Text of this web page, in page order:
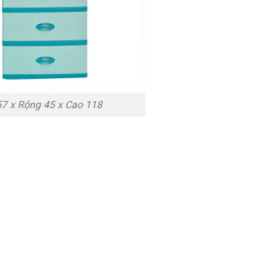
x Rộng 45 x Cao 118